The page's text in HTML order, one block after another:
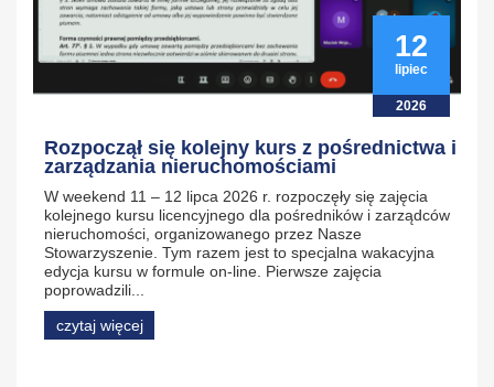
12
lipiec
2026
Rozpoczął się kolejny kurs z pośrednictwa i
zarządzania nieruchomościami
W weekend 11 – 12 lipca 2026 r. rozpoczęły się zajęcia
kolejnego kursu licencyjnego dla pośredników i zarządców
nieruchomości, organizowanego przez Nasze
Stowarzyszenie. Tym razem jest to specjalna wakacyjna
edycja kursu w formule on-line. Pierwsze zajęcia
poprowadzili...
czytaj więcej